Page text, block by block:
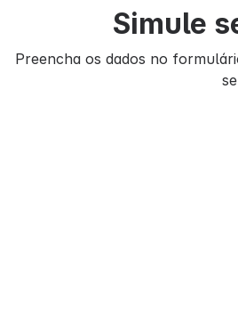
Simule
Preencha os dados no